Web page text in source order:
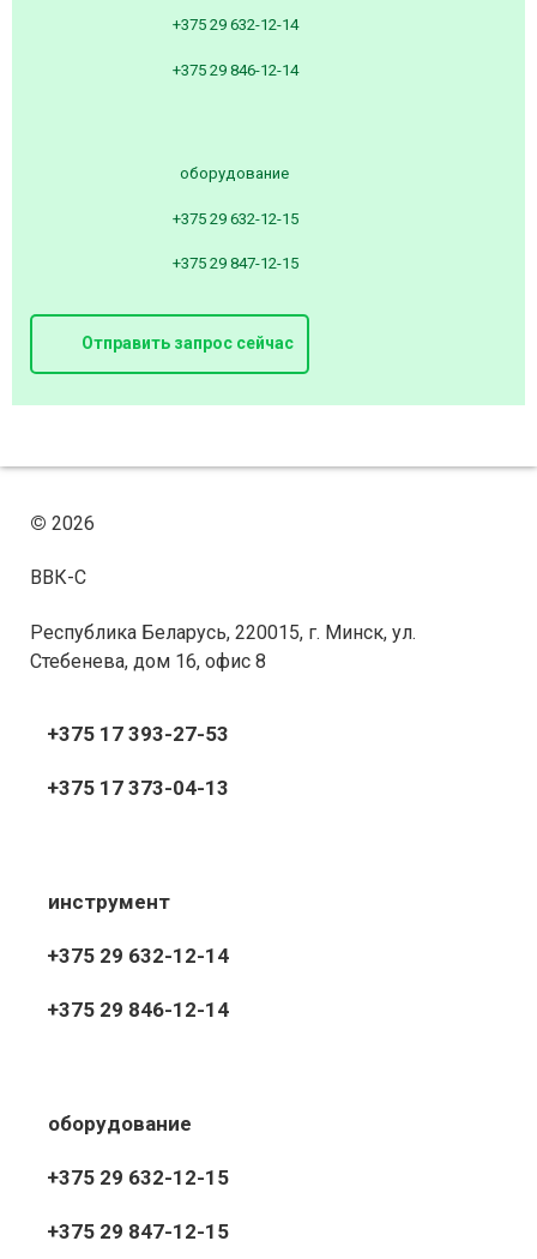
+375 29 632-12-14
+375 29 846-12-14
оборудование
+375 29 632-12-15
+375 29 847-12-15
Отправить запрос сейчас
© 2026
ВВК-С
Республика Беларусь, 220015, г. Минск, ул.
Стебенева, дом 16, офис 8
+375 17 393-27-53
+375 17 373-04-13
инструмент
+375 29 632-12-14
+375 29 846-12-14
оборудование
+375 29 632-12-15
+375 29 847-12-15